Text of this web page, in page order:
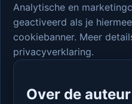
Analytische en
geactiveerd als je
cookiebanner. Meer
privacyverklaring.
Over de auteur